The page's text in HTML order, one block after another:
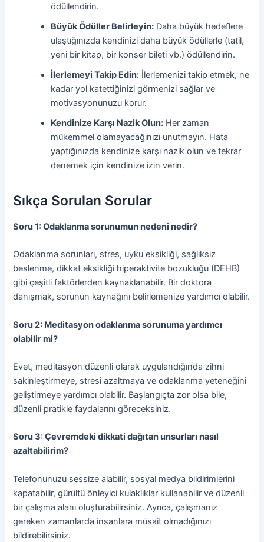
ödüllendirin.
Büyük Ödüller Belirleyin: Daha büyük hedeflere
ulaştığınızda kendinizi daha büyük ödüllerle (tatil,
yeni bir kitap, bir konser bileti vb.) ödüllendirin.
İlerlemeyi Takip Edin: İlerlemenizi takip etmek, ne
kadar yol katettiğinizi görmenizi sağlar ve
motivasyonunuzu korur.
Kendinize Karşı Nazik Olun: Her zaman
mükemmel olamayacağınızı unutmayın. Hata
yaptığınızda kendinize karşı nazik olun ve tekrar
denemek için kendinize izin verin.
Sıkça Sorulan Sorular
Soru 1: Odaklanma sorunumun nedeni nedir?
Odaklanma sorunları, stres, uyku eksikliği, sağlıksız
beslenme, dikkat eksikliği hiperaktivite bozukluğu (DEHB)
gibi çeşitli faktörlerden kaynaklanabilir. Bir doktora
danışmak, sorunun kaynağını belirlemenize yardımcı olabilir.
Soru 2: Meditasyon odaklanma sorunuma yardımcı
olabilir mi?
Evet, meditasyon düzenli olarak uygulandığında zihni
sakinleştirmeye, stresi azaltmaya ve odaklanma yeteneğini
geliştirmeye yardımcı olabilir. Başlangıçta zor olsa bile,
düzenli pratikle faydalarını göreceksiniz.
Soru 3: Çevremdeki dikkati dağıtan unsurları nasıl
azaltabilirim?
Telefonunuzu sessize alabilir, sosyal medya bildirimlerini
kapatabilir, gürültü önleyici kulaklıklar kullanabilir ve düzenli
bir çalışma alanı oluşturabilirsiniz. Ayrıca, çalışmanız
gereken zamanlarda insanlara müsait olmadığınızı
bildirebilirsiniz.